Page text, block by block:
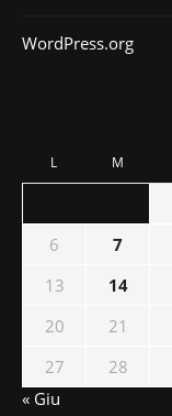
WordPress.org
L M
6
7
13
14
20
21
27
28
« Giu